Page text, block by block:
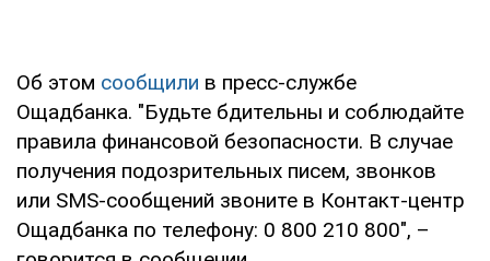
Об этом сообщили в пресс-службе
Ощадбанка. "Будьте бдительны и соблюдайте
правила финансовой безопасности. В случае
получения подозрительных писем, звонков
или SMS-сообщений звоните в Контакт-центр
Ощадбанка по телефону: 0 800 210 800", –